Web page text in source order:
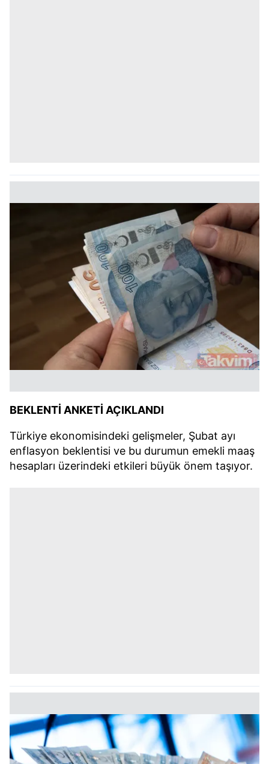
BEKLENTİ ANKETİ AÇIKLANDI
Türkiye ekonomisindeki gelişmeler, Şubat ayı
enflasyon beklentisi ve bu durumun emekli maaş
hesapları üzerindeki etkileri büyük önem taşıyor.